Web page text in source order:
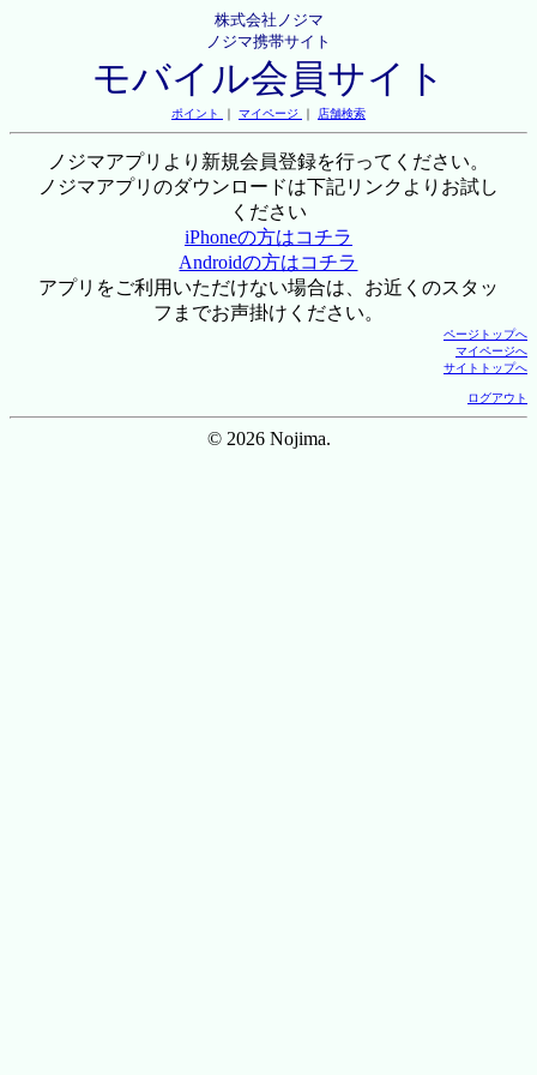
株式会社ノジマ
ノジマ携帯サイト
モバイル会員サイト
ポイント ｜ マイページ ｜ 店舗検索
ノジマアプリより新規会員登録を行ってください。
ノジマアプリのダウンロードは下記リンクよりお試し
ください
iPhoneの方はコチラ
Androidの方はコチラ
アプリをご利用いただけない場合は、お近くのスタッ
フまでお声掛けください。
ページトップへ
マイページへ
サイトトップへ
ログアウト
© 2026 Nojima.